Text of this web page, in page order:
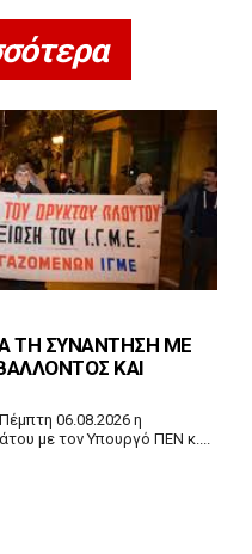
ΤΗ ΣΥΝΆΝΤΗΣΗ ΜΕ
ΚΑΙ
06.08.2026 η
με τον Υπουργό ΠΕΝ κ....